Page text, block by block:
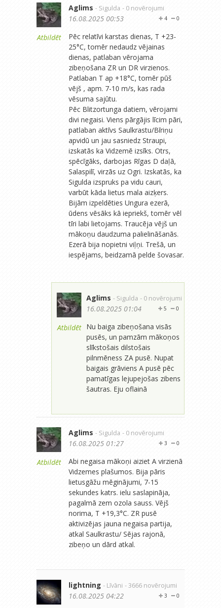
Atbildēt
Aglims - Sigulda - 0 novērojumi
0
4
16.08.2025 00:53
Pēc relatīvi karstas dienas, T +23-
25°C, tomēr nedaudz vējainas
dienas, patlaban vērojama
zibeņošana ZR un DR virzienos.
Patlaban T ap +18°C, tomēr pūš
vējš , apm. 7-10 m/s, kas rada
vēsuma sajūtu.
Pēc Blitzortunga datiem, vērojami
divi negaisi. Viens pārgājis līcim pāri,
patlaban aktīvs Saulkrastu/Bīriņu
apvidū un jau sasniedz Straupi,
izskatās ka Vidzemē izsīks. Otrs,
spēcīgāks, darbojas Rīgas D daļā,
Salaspilī, virzās uz Ogri. Izskatās, ka
Sigulda izspruks pa vidu cauri,
varbūt kāda lietus mala aizķers.
Bijām izpeldēties Ungura ezerā,
ūdens vēsāks kā iepriekš, tomēr vēl
tīri labi lietojams. Traucēja vējš un
mākoņu daudzuma palielināšanās.
Ezerā bija nopietni viļņi. Trešā, un
iespējams, beidzamā pelde šovasar.
Atbildēt
Aglims - Sigulda - 0 novērojumi
0
5
16.08.2025 01:04
Nu baiga zibeņošana visās
pusēs, un pamzām mākoņos
slīkstošais dilstošais
pilnmēness ZA pusē. Nupat
baigais grāviens A pusē pēc
pamatīgas lejupejošas zibens
šautras. Eju oflainā
Atbildēt
Aglims - Sigulda - 0 novērojumi
0
3
16.08.2025 01:27
Abi negaisa mākoņi aiziet A virzienā
Vidzemes plašumos. Bija pāris
lietusgāžu mēginājumi, 7-15
sekundes katrs. ielu saslapināja,
pagalmā zem ozola sauss. Vējš
norima, T +19,3°C. ZR pusē
aktivizējas jauna negaisa partija,
atkal Saulkrastu/ Sējas rajonā,
zibeņo un dārd atkal.
lightning - Līvāni - 3666 novērojumi
0
3
16.08.2025 04:22